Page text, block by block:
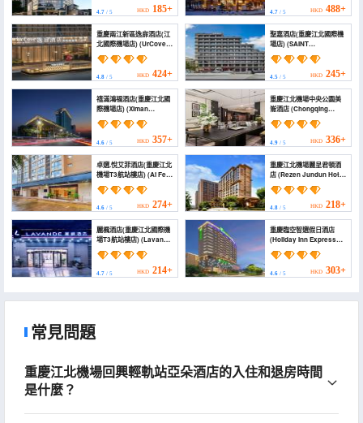
International Airport))
4.7 / 5 HKD 185+ 4.7/ 5 HKD 488+
重慶兩江新區逸扉酒店(江
北國際機場店) (UrCove
by Hyatt Chongqing
Liangjiang New Area)
4.8 / 5 HKD 424+
聖嘉酒店(重慶江北國際機
場店) (SAINT
HOTEL（Chongqing
Jiangbei Airport ·
Baoshu Lake Metro
Station))
4.5/ 5 HKD 245+
禧滿鴻福酒店(重慶江北國
際機場店) (Ximan
Hongfu
Hotel(Chongqing
Jiangbei International
Airport Store))
4.6 / 5 HKD 357+
重慶江北機場中央公園美
崙酒店 (Chongqing
Jiangbei Airport Central
Park Madison Hotel)
4.9/ 5 HKD 336+
卓選.悅艾菲酒店(重慶江北
機場T3航站樓店) (Ai Fei
Hotel (Chongqing
Jiangbei Airport T3
Terminal))
4.6 / 5 HKD 274+
重慶江北機場麗呈君頓酒
店 (Rezen Jundun Hotel
Chongqing Jiangbei
Airport)
4.8/ 5 HKD 218+
麗楓酒店(重慶江北國際機
場T3航站樓店) (Lavande
Hotel (Chongqing
Jiangbei International
4.7 / 5 HKD 214+
重慶臨空智選假日酒店
(Holiday Inn Express
CHONGQING AIRPORT
ZONE by IHG)
4.6/ 5 HKD 303+
常見問題
重慶江北機場回興輕軌站亞朵酒店的入住和退房時間
是什麼？